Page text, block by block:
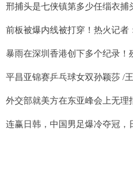
邢捕头是七侠镇第多少任缁衣捕
平昌亚锦赛乒乓球女双孙颖莎 /
外交部就美方在东亚峰会上无理
连赢日韩，中国男足爆冷夺冠，